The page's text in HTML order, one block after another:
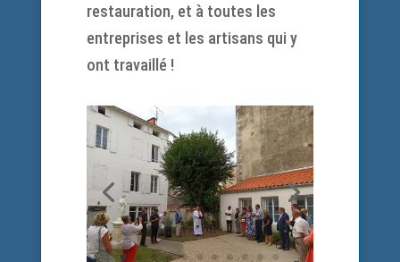
restauration, et à toutes les
entreprises et les artisans qui y
ont travaillé !